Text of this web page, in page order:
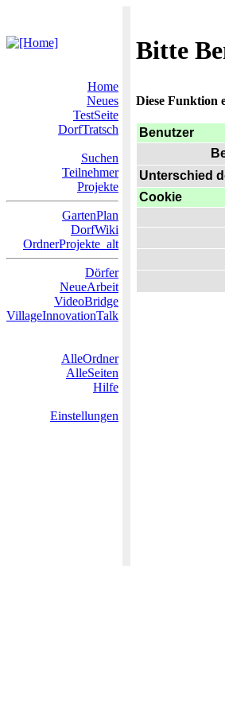
Bitte
Home
Neues
TestSeite
DorfTratsch
Suchen
Teilnehmer
Projekte
GartenPlan
DorfWiki
OrdnerProjekte_alt
Dörfer
NeueArbeit
VideoBridge
VillageInnovationTalk
AlleOrdner
AlleSeiten
Hilfe
Einstellungen
Diese Funktion
Benutzer
Unterschied
Cookie